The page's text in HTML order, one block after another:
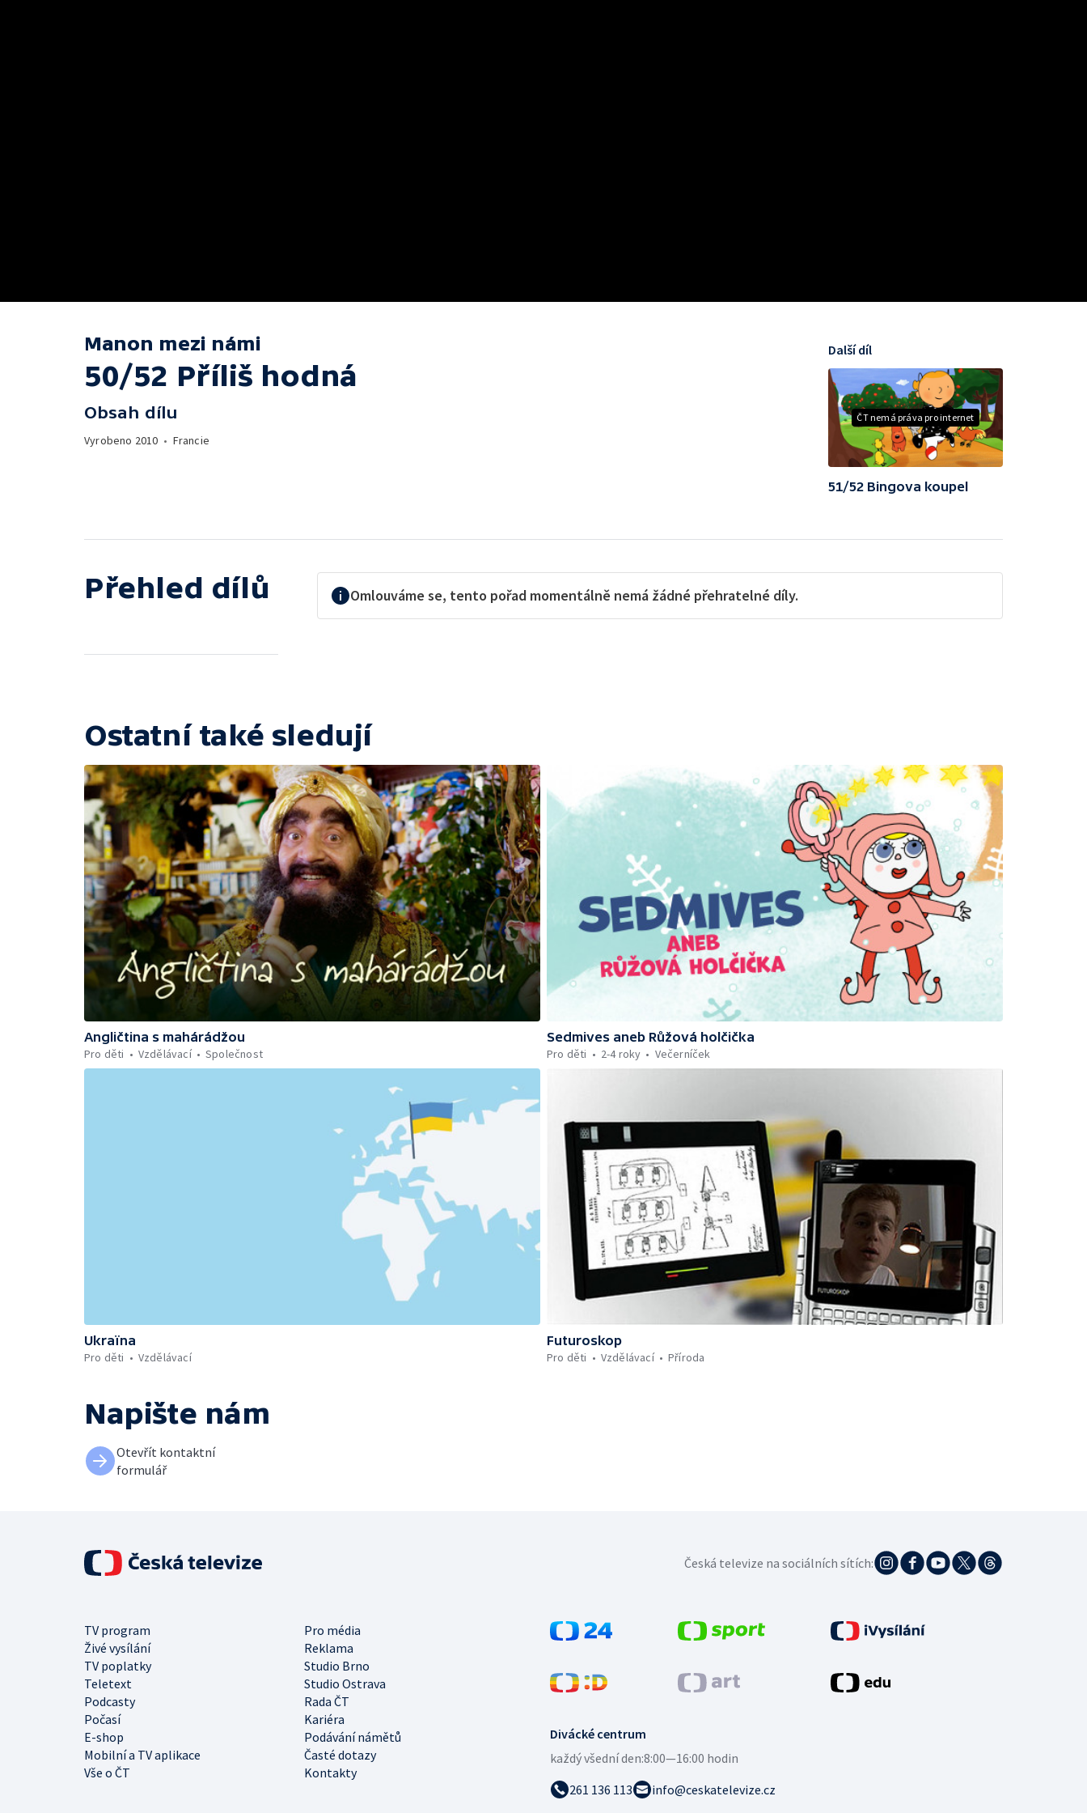
Manon mezi námi
50/52 Příliš hodná
Obsah dílu
Vyrobeno 2010 • Francie
ČT nemá práva pro internet
Další díl
51/52 Bingova koupel
Přehled dílů Omlouváme se, tento pořad momentálně nemá žádné přehratelné díly.
Ostatní také sledují
Angličtina s mahárádžou
Pro děti
Vzdělávací Společnost
Sedmives aneb Růžová holčička
Pro děti
2-4 roky Večerníček
Ukraïna
Pro děti
Vzdělávací
Futuroskop
Pro děti
Vzdělávací Příroda
Napište nám
Otevřít kontaktní
formulář
Divácké centrum
každý všední den:8:00—16:00 hodin
261 136 113
info@ceskatelevize.cz
TV program
Pro média
Živé vysílání
Reklama
TV poplatky
Studio Brno
Teletext
Studio Ostrava
Podcasty
Rada ČT
Počasí
Kariéra
E-shop
Podávání námětů
Mobilní a TV aplikace
Časté dotazy
Vše o ČT
Kontakty
Česká televize na sociálních sítích: